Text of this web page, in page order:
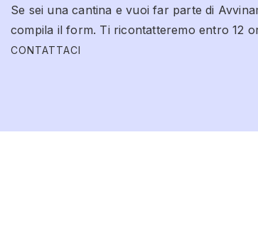
Se sei una cantina e vuoi far parte di
compila il form. Ti ricontatteremo entro 12
CONTATTACI